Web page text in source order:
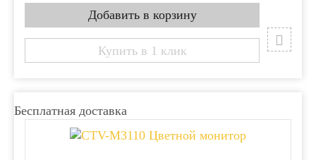
Купить в 1 клик
Бесплатная доставка